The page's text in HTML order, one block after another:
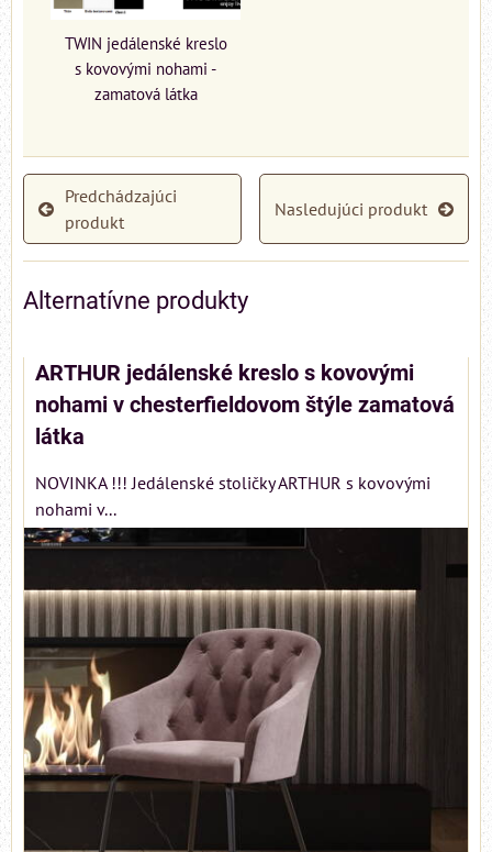
TWIN jedálenské kreslo
s kovovými nohami -
zamatová látka
Predchádzajúci
produkt
Nasledujúci produkt
Alternatívne produkty
ARTHUR jedálenské kreslo s kovovými
nohami v chesterfieldovom štýle zamatová
látka
NOVINKA !!! Jedálenské stoličky ARTHUR s kovovými
nohami v...